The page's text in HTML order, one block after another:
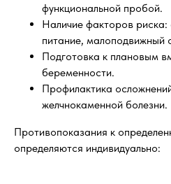
функциональной пробой.
Наличие факторов риска:
питание, малоподвижный
Подготовка к плановым
беременности.
Профилактика
желчнокаменной болезни.
Противопоказания к
определяются индивидуально: